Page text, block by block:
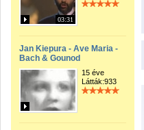
03:31
Jan Kiepura - Ave Maria -
Bach & Gounod
15 éve
Látták:933